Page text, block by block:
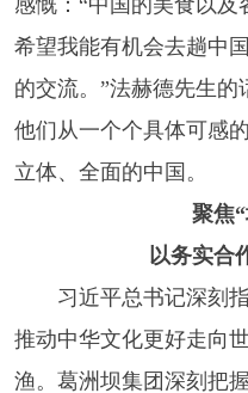
感慨：“中国的美食以及
希望我能有机会去趟中
的交流。”法赫德先生的
他们从一个个具体可感
立体、全面的中国。
聚焦
以务实合
习近平总书记深刻
推动中华文化更好走向
渔。葛洲坝集团深刻把